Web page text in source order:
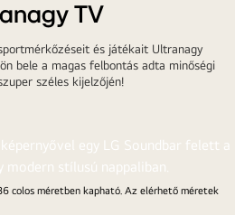
TV
és játékait Ultranagy
bele a magas felbontás adta minőségi
széles kijelzőjén!
colos méretben kapható. Az elérhető méretek